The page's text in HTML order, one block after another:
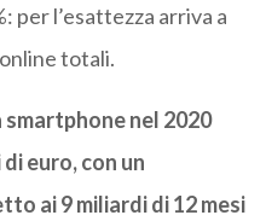
per l’esattezza arriva a
totali.
smartphone nel 2020
euro, con un
ai 9 miliardi di 12 mesi